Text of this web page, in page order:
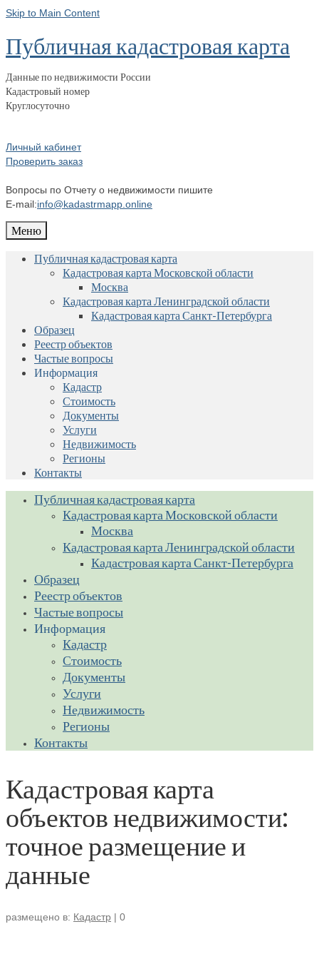
Skip to Main Content
Публичная кадастровая карта
Данные по недвижимости России
Кадастровый номер
Круглосуточно
Личный кабинет
Проверить заказ
Вопросы по Отчету о недвижимости пишите
E-mail:info@kadastrmapp.online
Меню
Публичная кадастровая карта
Кадастровая карта Московской области
Москва
Кадастровая карта Ленинградской области
Кадастровая карта Санкт-Петербурга
Образец
Реестр объектов
Частые вопросы
Информация
Кадастр
Стоимость
Документы
Услуги
Недвижимость
Регионы
Контакты
Публичная кадастровая карта
Кадастровая карта Московской области
Москва
Кадастровая карта Ленинградской области
Кадастровая карта Санкт-Петербурга
Образец
Реестр объектов
Частые вопросы
Информация
Кадастр
Стоимость
Документы
Услуги
Недвижимость
Регионы
Контакты
Кадастровая карта
объектов недвижимости:
точное размещение и
данные
размещено в: Кадастр | 0